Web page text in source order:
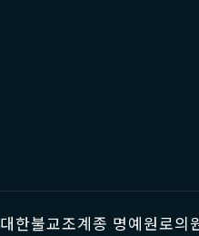
대한불교조계종 명예원로